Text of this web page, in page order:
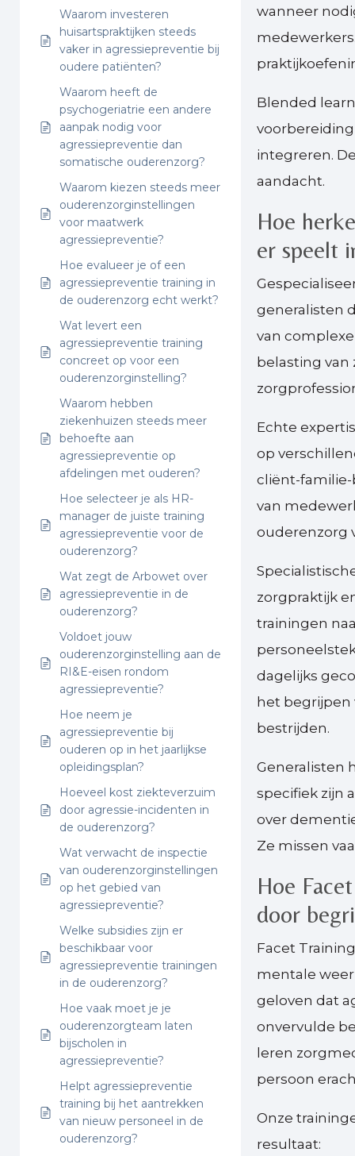
Waarom investeren
huisartspraktijken steeds
vaker in agressiepreventie bij
oudere patiënten?
Waarom heeft de
psychogeriatrie een andere
aanpak nodig voor
agressiepreventie dan
somatische ouderenzorg?
Waarom kiezen steeds meer
ouderenzorginstellingen
voor maatwerk
agressiepreventie?
Hoe evalueer je of een
agressiepreventie training in
de ouderenzorg echt werkt?
Wat levert een
agressiepreventie training
concreet op voor een
ouderenzorginstelling?
Waarom hebben
ziekenhuizen steeds meer
behoefte aan
agressiepreventie op
afdelingen met ouderen?
Hoe selecteer je als HR-
manager de juiste training
agressiepreventie voor de
ouderenzorg?
Wat zegt de Arbowet over
agressiepreventie in de
ouderenzorg?
Voldoet jouw
ouderenzorginstelling aan de
RI&E-eisen rondom
agressiepreventie?
Hoe neem je
agressiepreventie bij
ouderen op in het jaarlijkse
opleidingsplan?
Hoeveel kost ziekteverzuim
door agressie-incidenten in
de ouderenzorg?
Wat verwacht de inspectie
van ouderenzorginstellingen
op het gebied van
agressiepreventie?
Welke subsidies zijn er
beschikbaar voor
agressiepreventie trainingen
in de ouderenzorg?
Hoe vaak moet je je
ouderenzorgteam laten
bijscholen in
agressiepreventie?
Helpt agressiepreventie
training bij het aantrekken
van nieuw personeel in de
ouderenzorg?
wanneer
Blended
integreren.
aandacht.
Hoe
er speelt
generalisten
van
belasting van
Echte
op
cliënt-
van
ouderenzorg
zorgpraktijk
trainingen
dagelijks
het begrijpen
bestrijden.
Generalisten
specifiek zijn
over
Ze missen
Hoe
door
Facet
mentale
geloven dat
onvervulde
leren
persoon
Onze
resultaat: